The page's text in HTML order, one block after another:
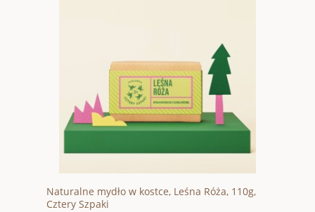
Naturalne mydło w kostce, Leśna Róża, 110g,
Cztery Szpaki